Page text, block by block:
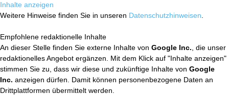
Inhalte anzeigen
Weitere Hinweise finden Sie in unseren Datenschutzhinweisen
Empfohlene redaktionelle Inhalte
An dieser Stelle finden Sie externe Inhalte von Google Inc. , die unser
redaktionelles Angebot ergänzen. Mit dem Klick auf "Inhalte anzeigen"
stimmen Sie zu, dass wir diese und zukünftige Inhalte von Google
Inc. anzeigen dürfen. Damit können personenbezogene Daten an
Drittplattformen übermittelt werden.